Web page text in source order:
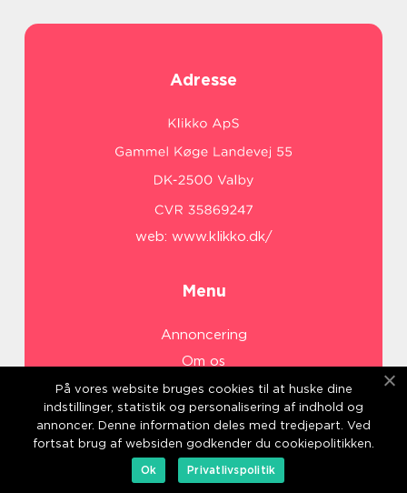
Adresse
web: www.klikko.dk/
Menu
Annoncering
Om os
Cookies
Kontakt os
Sitemap
På vores website bruges cookies til at huske dine
indstillinger, statistik og personalisering af indhold og
annoncer. Denne information deles med tredjepart. Ved
fortsat brug af websiden godkender du cookiepolitikken.
Ok
Privatlivspolitik